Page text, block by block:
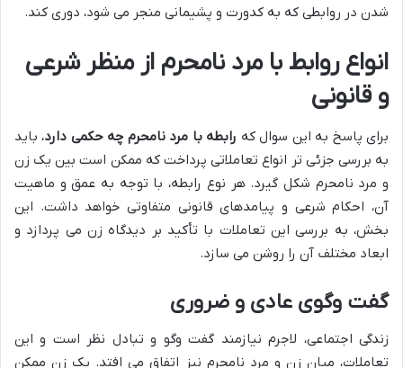
شدن در روابطی که به کدورت و پشیمانی منجر می شود، دوری کند.
انواع روابط با مرد نامحرم از منظر شرعی
و قانونی
برای پاسخ به این سوال که رابطه با مرد نامحرم چه حکمی دارد، باید
به بررسی جزئی تر انواع تعاملاتی پرداخت که ممکن است بین یک زن
و مرد نامحرم شکل گیرد. هر نوع رابطه، با توجه به عمق و ماهیت
آن، احکام شرعی و پیامدهای قانونی متفاوتی خواهد داشت. این
بخش، به بررسی این تعاملات با تأکید بر دیدگاه زن می پردازد و
ابعاد مختلف آن را روشن می سازد.
گفت وگوی عادی و ضروری
زندگی اجتماعی، لاجرم نیازمند گفت وگو و تبادل نظر است و این
تعاملات، میان زن و مرد نامحرم نیز اتفاق می افتد. یک زن ممکن